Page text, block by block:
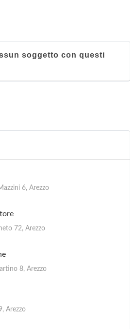
soggetto con questi
6, Arezzo
72, Arezzo
8, Arezzo
Arezzo